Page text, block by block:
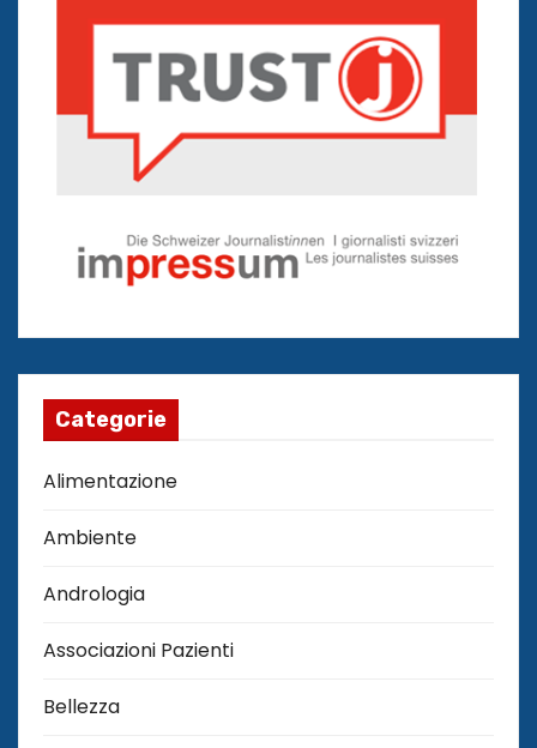
Categorie
Alimentazione
Ambiente
Andrologia
Associazioni Pazienti
Bellezza